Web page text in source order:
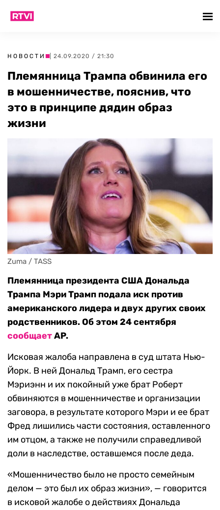
НОВОСТИ | 24.09.2020 / 21:30
Племянница Трампа обвинила его
в мошенничестве, пояснив, что
это в принципе дядин образ
жизни
Zuma / TASS
Племянница президента США Дональда
Трампа Мэри Трамп подала иск против
американского лидера и двух других своих
родственников. Об этом 24 сентября
сообщаетAP.
Исковая жалоба направлена в суд штата Нью-
Йорк. В ней Дональд Трамп, его сестра
Мэриэнн и их покойный уже брат Роберт
обвиняются в мошенничестве и организации
заговора, в результате которого Мэри и ее брат
Фред лишились части состояния, оставленного
им отцом, а также не получили справедливой
доли в наследстве, оставшемся после деда.
«Мошенничество было не просто семейным
делом — это был их образ жизни», — говорится
в исковой жалобе о действиях Дональда